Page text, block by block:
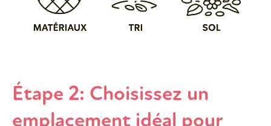
Étape 2: Choisissez un
emplacement idéal pour